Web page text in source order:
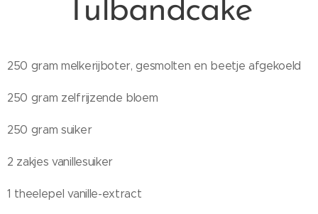
Tulbandcake
250 gram melkerijboter, gesmolten en beetje afgekoeld
250 gram zelfrijzende bloem
250 gram suiker
2 zakjes vanillesuiker
1 theelepel vanille-extract